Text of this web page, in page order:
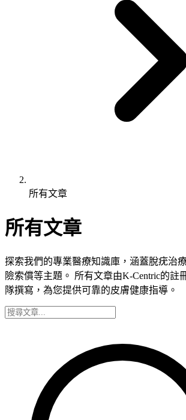
所有文章
所有文章
探索我們的專業醫療知識庫，涵蓋脫疣治
險索償等主題。 所有文章由K-Centric的註
隊撰寫，為您提供可靠的皮膚健康指導。